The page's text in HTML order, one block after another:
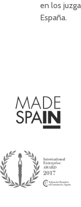
en los
España.